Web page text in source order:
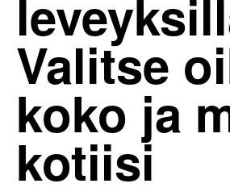
Valitse
koko ja
kotiisi